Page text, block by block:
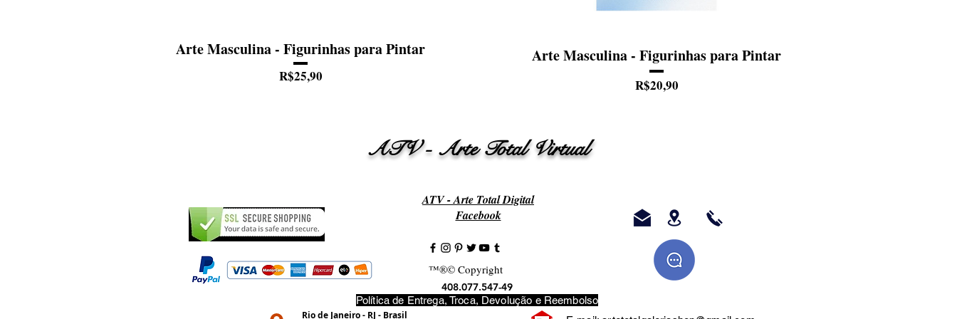
Arte Masculina - Figurinhas para Pintar
R$25,90Preço
Arte Masculina - Figurinhas para Pintar
R$20,90Preço
ATV - Arte Total Virtual
ATV - Arte Total Digital
Facebook
™®© Copyright
408.077.547-49
Política de Entrega, Troca, Devolução e Reembolso
Rio de Janeiro - RJ - Brasil